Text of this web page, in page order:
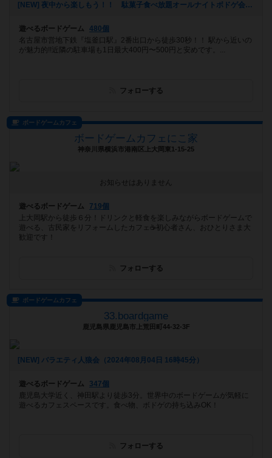
[NEW] 夜中から楽しもう！！ 駄菓子食べ放題オールナイトボドゲ会（2024年08月21日 23時59分）
遊べるボードゲーム
480個
名古屋市営地下鉄『塩釜口駅』2番出口から徒歩30秒！！ 駅から近いの
が魅力的!!近隣の駐車場も1日最大400円〜500円と安めです。...
フォローする
ボードゲームカフェ
ボードゲームカフェにこ家
神奈川県横浜市港南区上大岡東1-15-25
お知らせはありません
遊べるボードゲーム
719個
上大岡駅から徒歩６分！ドリンクと軽食を楽しみながらボードゲームで
遊べる、古民家をリフォームしたカフェ☕️初心者さん、おひとりさま大
歓迎です！
フォローする
ボードゲームカフェ
33.boardgame
鹿児島県鹿児島市上荒田町44-32-3F
[NEW] バラエティ人狼会（2024年08月04日 16時45分）
遊べるボードゲーム
347個
鹿児島大学近く、神田駅より徒歩3分。世界中のボードゲームが気軽に
遊べるカフェスペースです。食べ物、ボドゲの持ち込みOK！
フォローする